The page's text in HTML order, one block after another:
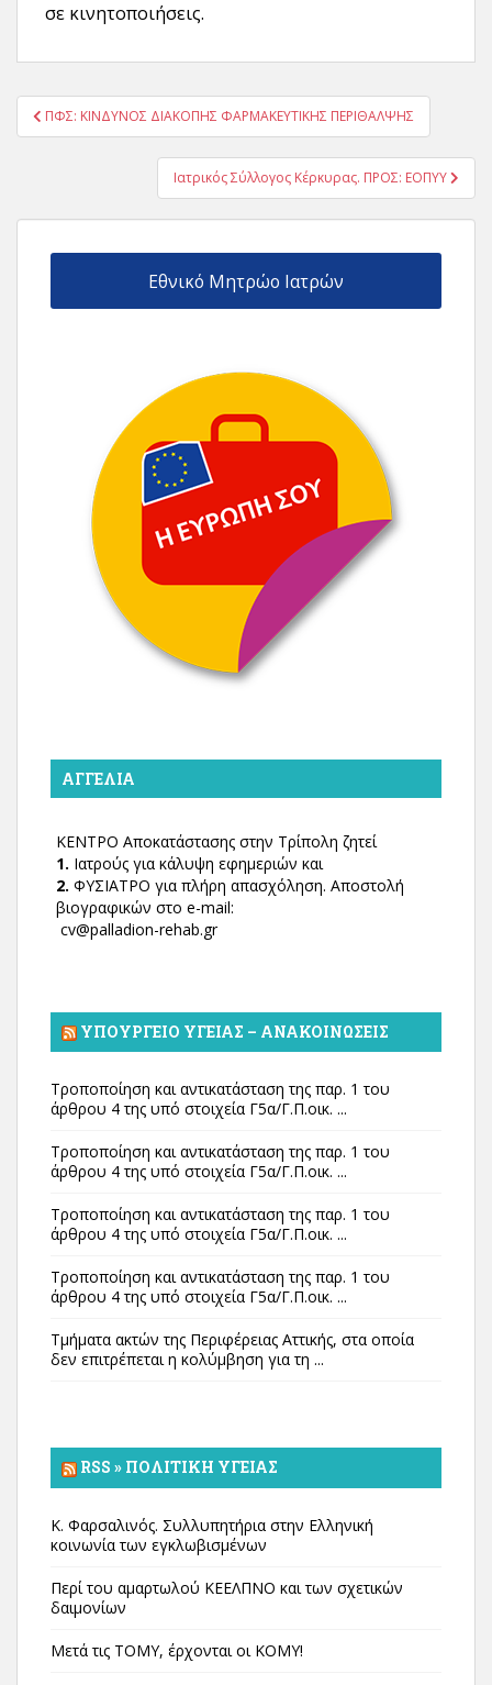
σε κινητοποιήσεις.
Πλοήγηση
άρθρων
ΠΦΣ: ΚΙΝΔΥΝΟΣ ΔΙΑΚΟΠΗΣ ΦΑΡΜΑΚΕΥΤΙΚΗΣ ΠΕΡΙΘΑΛΨΗΣ
Ιατρικός Σύλλογος Κέρκυρας. ΠΡΟΣ: ΕΟΠΥΥ
Εθνικό Μητρώο Ιατρών
ΑΓΓΕΛΊΑ
ΚΕΝΤΡΟ Αποκατάστασης στην Τρίπολη ζητεί
1. Ιατρούς για κάλυψη εφημεριών και
2. ΦΥΣΙΑΤΡΟ για πλήρη απασχόληση. Αποστολή
βιογραφικών στο e-mail:
cv@palladion-rehab.gr
ΥΠΟΥΡΓΕΊΟ ΥΓΕΊΑΣ – ΑΝΑΚΟΙΝΏΣΕΙΣ
Τροποποίηση και αντικατάσταση της παρ. 1 του
άρθρου 4 της υπό στοιχεία Γ5α/Γ.Π.οικ. ...
Τροποποίηση και αντικατάσταση της παρ. 1 του
άρθρου 4 της υπό στοιχεία Γ5α/Γ.Π.οικ. ...
Τροποποίηση και αντικατάσταση της παρ. 1 του
άρθρου 4 της υπό στοιχεία Γ5α/Γ.Π.οικ. ...
Τροποποίηση και αντικατάσταση της παρ. 1 του
άρθρου 4 της υπό στοιχεία Γ5α/Γ.Π.οικ. ...
Τμήματα ακτών της Περιφέρειας Αττικής, στα οποία
δεν επιτρέπεται η κολύμβηση για τη ...
RSS » ΠΟΛΙΤΙΚΉ ΥΓΕΊΑΣ
Κ. Φαρσαλινός. Συλλυπητήρια στην Ελληνική
κοινωνία των εγκλωβισμένων
Περί του αμαρτωλού ΚΕΕΛΠΝΟ και των σχετικών
δαιμονίων
Μετά τις ΤΟΜΥ, έρχονται οι ΚΟΜΥ!